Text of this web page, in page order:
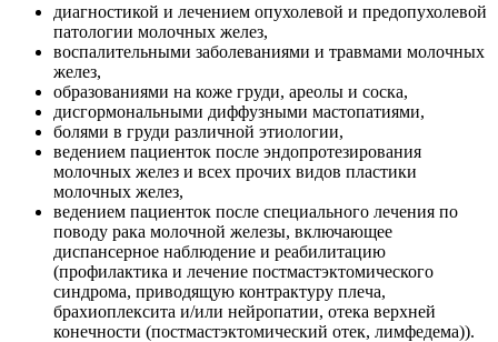
диагностикой и лечением опухолевой и предопухолевой
патологии молочных желез,
воспалительными заболеваниями и травмами молочных
желез,
образованиями на коже груди, ареолы и соска,
дисгормональными диффузными мастопатиями,
болями в груди различной этиологии,
ведением пациенток после эндопротезирования
молочных желез и всех прочих видов пластики
молочных желез,
ведением пациенток после специального лечения по
поводу рака молочной железы, включающее
диспансерное наблюдение и реабилитацию
(профилактика и лечение постмастэктомического
синдрома, приводящую контрактуру плеча,
брахиоплексита и/или нейропатии, отека верхней
конечности (постмастэктомический отек, лимфедема)).